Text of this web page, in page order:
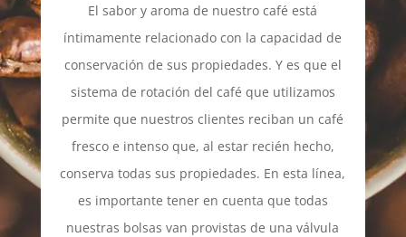
El sabor y aroma de nuestro café está
íntimamente relacionado con la capacidad de
conservación de sus propiedades. Y es que el
sistema de rotación del café que utilizamos
permite que nuestros clientes reciban un café
fresco e intenso que, al estar recién hecho,
conserva todas sus propiedades. En esta línea,
es importante tener en cuenta que todas
nuestras bolsas van provistas de una válvula